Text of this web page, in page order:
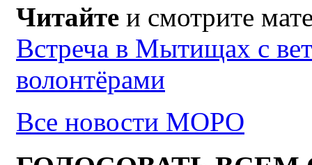
Читайте и смотрите
Встреча в Мытищах с
волонтёрами
Все новости МОРО